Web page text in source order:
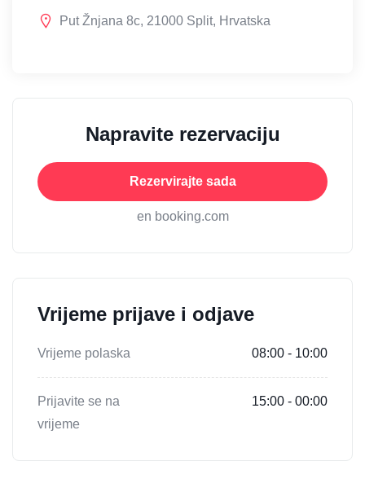
Put Žnjana 8c, 21000 Split, Hrvatska
Napravite rezervaciju
Rezervirajte sada
en booking.com
Vrijeme prijave i odjave
Vrijeme polaska 08:00 - 10:00
Prijavite se na
vrijeme
15:00 - 00:00